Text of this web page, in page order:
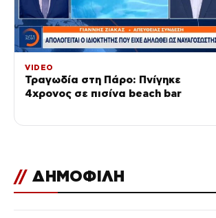
VIDEO
Τραγωδία στη Πάρο: Πνίγηκε
4χρονος σε πισίνα beach bar
// ΔΗΜΟΦΙΛΗ